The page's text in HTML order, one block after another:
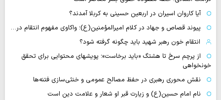
آیا کاروان اسیران در اربعین حسینی به کربلا آمدند؟
پیوند قصاص و جهاد در کلام امیرالمؤمنین(ع)؛ واکاوی مفهوم انتقام در…
انتقام خون رهبر شهید باید چگونه گرفته شود؟
از پرچم سرخ تا هشتگ «باید برخاست»؛ پویشهای محتوایی برای تحقق
خونخواهی
نقش محوری رهبری در حفظ مصالح عمومی و خنثی‌سازی فتنه‌ها
نام امام حسین(ع) و زیارت قبر او شعار و علامت دین است